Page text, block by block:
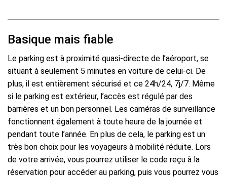
Basique mais fiable
Le parking est à proximité quasi-directe de l’aéroport, se
situant à seulement 5 minutes en voiture de celui-ci. De
plus, il est entièrement sécurisé et ce 24h/24, 7j/7. Même
si le parking est extérieur, l’accès est régulé par des
barrières et un bon personnel. Les caméras de surveillance
fonctionnent également à toute heure de la journée et
pendant toute l’année. En plus de cela, le parking est un
très bon choix pour les voyageurs à mobilité réduite. Lors
de votre arrivée, vous pourrez utiliser le code reçu à la
réservation pour accéder au parking, puis vous pourrez vous